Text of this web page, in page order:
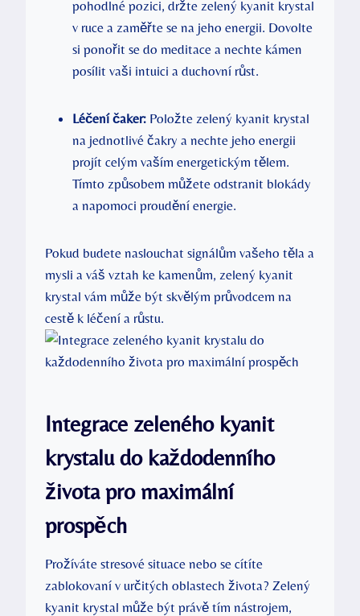
pohodlné pozici, držte zelený kyanit krystal
v ruce a zaměřte se na jeho energii. Dovolte
si ponořit se do meditace a nechte kámen
posílit vaši intuici a duchovní růst.
Léčení čaker: Položte zelený kyanit krystal
na jednotlivé čakry a nechte jeho energii
projít celým vaším energetickým tělem.
Tímto způsobem můžete odstranit blokády
a napomoci proudění energie.
Pokud budete naslouchat signálům vašeho těla a
mysli a váš vztah ke kamenům, zelený kyanit
krystal vám může být skvělým průvodcem na
cestě k léčení a růstu.
Integrace zeleného kyanit
krystalu do každodenního
života pro maximální
prospěch
Prožíváte stresové situace nebo se cítíte
zablokovaní v určitých oblastech života? Zelený
kyanit krystal může být právě tím nástrojem,